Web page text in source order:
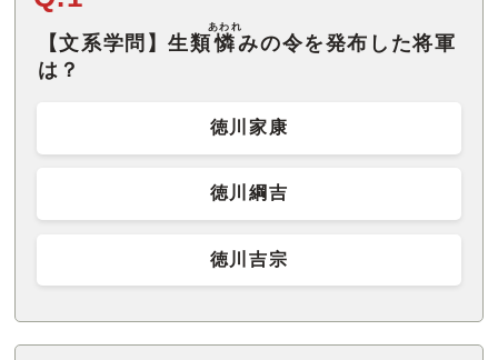
【文系学問】生類憐
あわれ
みの令を発布した将軍
は？
徳川家康
徳川綱吉
徳川吉宗